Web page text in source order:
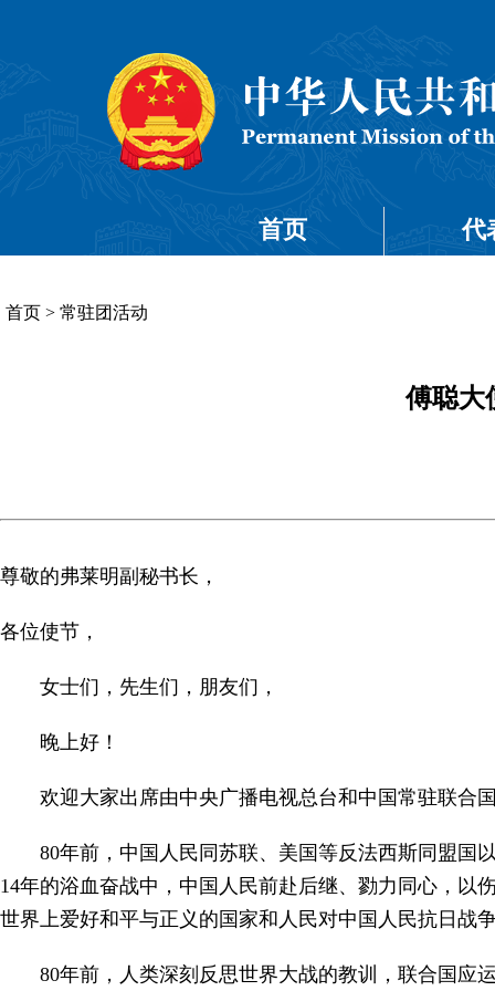
首页 代
首页 > 常驻团活动
傅聪大
尊敬的弗莱明副秘书长，
各位使节，
女士们，先生们，朋友们，
晚上好！
欢迎大家出席由中央广播电视总台和中国常驻联合
80年前，中国人民同苏联、美国等反法西斯同盟国
14年的浴血奋战中，中国人民前赴后继、勠力同心，以
世界上爱好和平与正义的国家和人民对中国人民抗日战
80年前，人类深刻反思世界大战的教训，联合国应